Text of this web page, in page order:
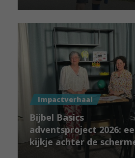
Impactverhaal
Bijbel Basics
adventsproject 2026:
kijkje achter de